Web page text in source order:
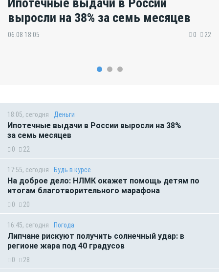
выросли на 38% за семь месяцев
06.08 18:05 0 22
18:05, сегодня Деньги
Ипотечные выдачи в России выросли на 38%
за семь месяцев
0 22
17:55, сегодня Будь в курсе
На доброе дело: НЛМК окажет помощь детям по
итогам благотворительного марафона
0 20
16:45, сегодня Погода
Липчане рискуют получить солнечный удар: в
регионе жара под 40 градусов
0 28